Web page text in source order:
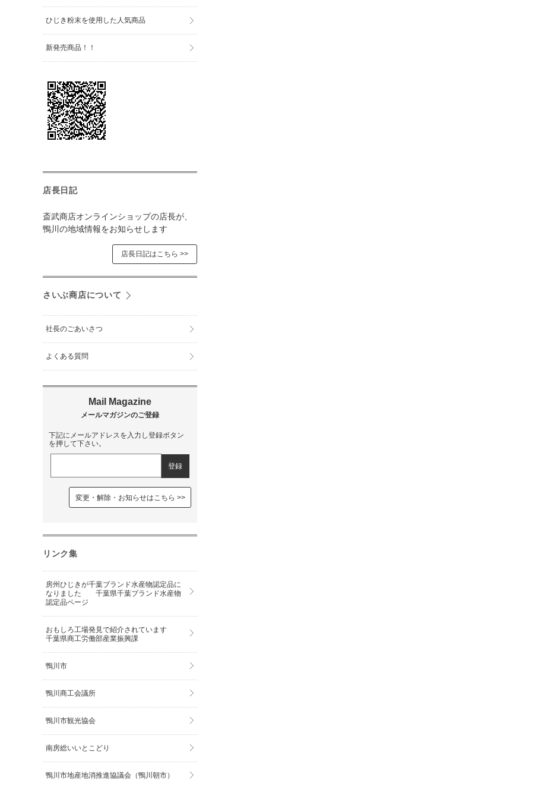
ひじき粉末を使用した人気商品
新発売商品！！
店長日記
斎武商店オンラインショップの店長が、
鴨川の地域情報をお知らせします
店長日記はこちら >>
さいぶ商店について
社長のごあいさつ
よくある質問
下記にメールアドレスを入力し登録ボタン
を押して下さい。
変更・解除・お知らせはこちら
リンク集
房州ひじきが千葉ブランド水産物認定品に
なりました 千葉県千葉ブランド水産物
認定品ページ
おもしろ工場発見で紹介されています
千葉県商工労働部産業振興課
鴨川市
鴨川商工会議所
鴨川市観光協会
南房総いいとこどり
鴨川市地産地消推進協議会（鴨川朝市）